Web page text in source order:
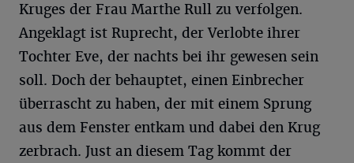
Kruges der Frau Marthe Rull zu verfolgen.
Angeklagt ist Ruprecht, der Verlobte ihrer
Tochter Eve, der nachts bei ihr gewesen sein
soll. Doch der behauptet, einen Einbrecher
überrascht zu haben, der mit einem Sprung
aus dem Fenster entkam und dabei den Krug
zerbrach. Just an diesem Tag kommt der